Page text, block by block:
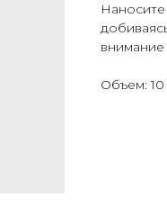
внимание
Объем: 10